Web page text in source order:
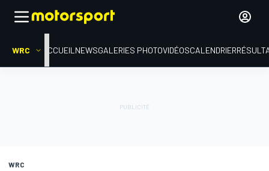
WRC ACCUEIL NEWSGALERIES PHOTOVIDÉOSCALENDRIER
WRC